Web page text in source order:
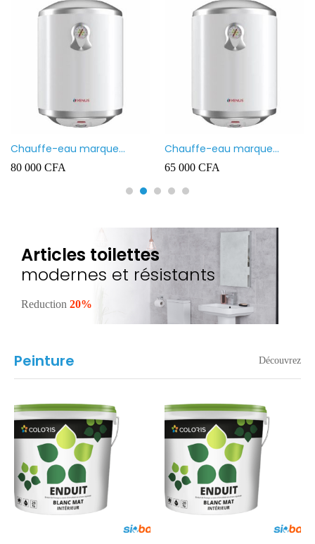
Chauffe-eau marque
VENUS 80L
80 000 CFA
Chauffe-eau marque
VENUS 50L
65 000 CFA
Articles toilettes
modernes et résistants
Reduction 20%
Peinture Découvrez